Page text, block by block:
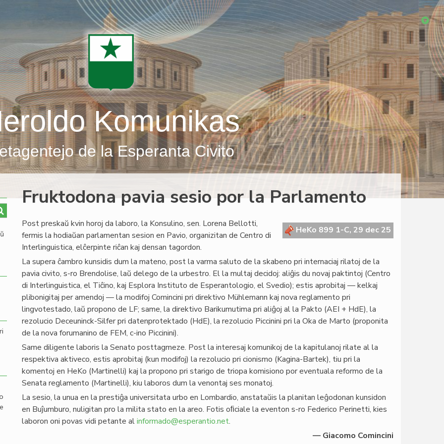
Komunikas
de la Esperanta Civito
Fruktodona pavia sesio por la Parlamento
HeKo 899 1-C, 29 dec 25
Post preskaŭ kvin horoj da laboro, la Konsulino, sen. Lorena Bellotti,
fermis la hodiaŭan parlamentan sesion en Pavio, organizitan de Centro di
Interlinguistica, elĉerpinte riĉan kaj densan tagordon.
La supera ĉambro kunsidis dum la mateno, post la varma saluto de la skabeno pri internaciaj rilatoj de la
pavia civito, s-ro Brendolise, laŭ delego de la urbestro. El la multaj decidoj: aliĝis du novaj paktintoj (Centro
di Interlinguistica, el Tiĉino, kaj Esplora Instituto de Esperantologio, el Svedio); estis aprobitaj — kelkaj
plibonigitaj per amendoj — la modifoj Comincini pri direktivo Mühlemann kaj nova reglamento pri
lingvotestado, laŭ propono de LF; same, la direktivo Barikumutima pri aliĝoj al la Pakto (AEI + HdE), la
rezolucio Deceuninck-Silfer pri datenprotektado (HdE), la rezolucio Piccinini pri la Oka de Marto (proponita
de la nova forumanino de FEM, c-ino Piccinini).
Same diligente laboris la Senato posttagmeze. Post la interesaj komunikoj de la kapitulanoj rilate al la
respektiva aktiveco, estis aprobitaj (kun modifoj) la rezolucio pri cionismo (Kagina-Bartek), tiu pri la
komentoj en HeKo (Martinelli) kaj la propono pri starigo de triopa komisiono por eventuala reformo de la
Senata reglamento (Martinelli), kiu laboros dum la venontaj ses monatoj.
La sesio, la unua en la prestiĝa universitata urbo en Lombardio, anstataŭis la planitan leĝodonan kunsidon
en Buĵumburo, nuligitan pro la milita stato en la areo. Fotis oﬁciale la eventon s-ro Federico Perinetti, kies
laboron oni povas vidi petante alinformado@esperantio.net.
— Giacomo Comincini